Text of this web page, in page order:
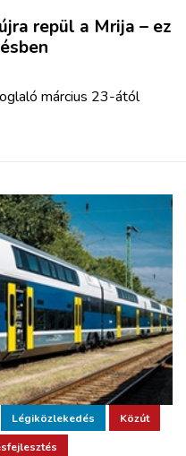
repül a Mrija – ez
március 23-ától
Légiközlekedés Közút